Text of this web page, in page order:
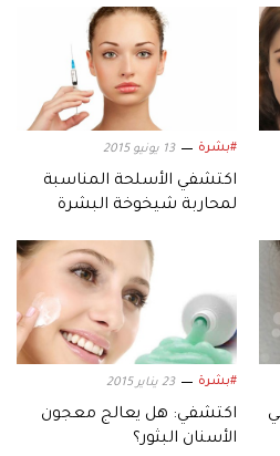
#بشرة 13 يونيو 2015
اكتشفي الأسلحة المناسبة
لمحاربة شيخوخة البشرة
#بشرة 23 يناير 2015
اكتشفي: هل يعالج معجون
الأسنان البثور؟